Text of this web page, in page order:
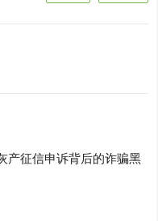
产征信申诉背后的诈骗黑